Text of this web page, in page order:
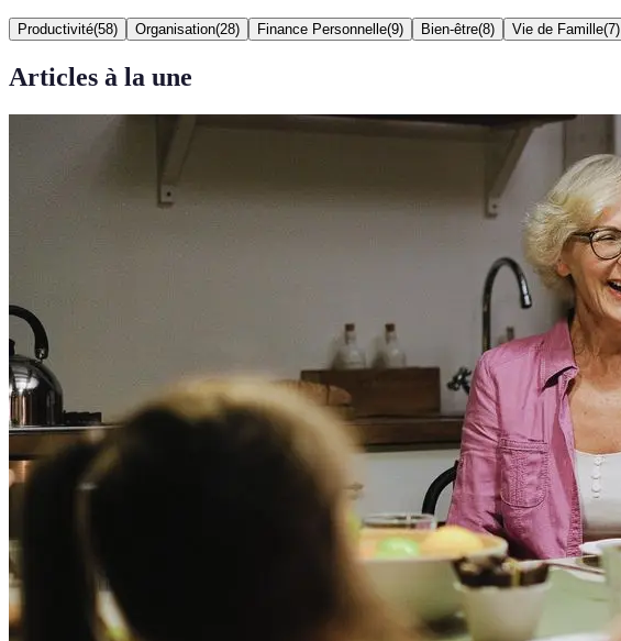
Productivité(58) Organisation(28) Finance Personnelle(9) Bien-être(8) Vie de Famille(7)
Articles à la une